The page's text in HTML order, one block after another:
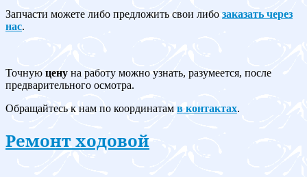
Запчасти можете либо предложить свои либо заказать через
нас.
Точную цену на работу можно узнать, разумеется, после
предварительного осмотра.
Обращайтесь к нам по координатам в контактах.
Ремонт ходовой